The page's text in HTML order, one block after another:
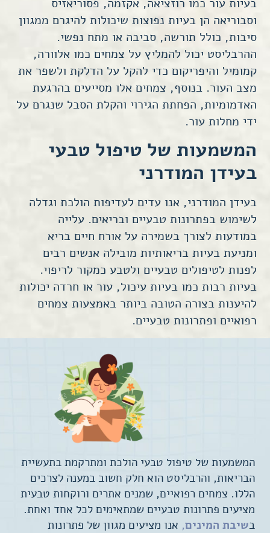
בעיות עור כמו רוזציאה, אקזמה, פסוריאזיס
וסבוריאה הן בעיות נפוצות שיכולות להיגרם ממגוון
סיבות, כולל תורשה, סביבה או מתח נפשי.
ההרבליסט יכול להמליץ על צמחים כמו אלוורה,
קמומיל והיפריקום כדי להקל על הדלקת ולשפר את
מצב העור. בנוסף, צמחים אלו מסייעים בהרגעת
האדמומיות, הפחתת הגירוי והקלת הסבל שנגרם על
ידי מחלות עור.
המשמעות של טיפול טבעי
בעידן המודרני
בעידן המודרני, אנו עדים לעדיפות הולכת וגדלה
לשימוש בפתרונות טבעיים ובריאים. עלייה
במודעות לצורך בשמירה על אורח חיים בריא
ומניעת בעיות בריאותיות מובילה אנשים רבים
לפנות לטיפולים טבעיים ולטבע כמקור לריפוי.
בעיות רבות כמו בעיות עיכול, עור או חרדה יכולות
להיענות בצורה הטובה ביותר באמצעות צמחים
רפואיים ופתרונות טבעיים.
המשמעות של טיפול טבעי הולכת ומתרקמת בתעשיית
הבריאות, והרבליסט הוא חלק חשוב במענה לצרכים
הללו. צמחים רפואיים, שמנים אתרים ורוקחות טבעית
מציעים פתרונות טבעיים שמתאימים לכל אחד ואחת.
בשיבת המינים, אנו מציעים מגוון של פתרונות